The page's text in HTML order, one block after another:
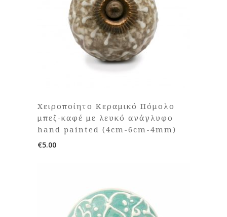
Χειροποίητο Κεραμικό Πόμολο
μπεζ-καφέ με λευκό ανάγλυφο
hand painted (4cm-6cm-4mm)
€5.00